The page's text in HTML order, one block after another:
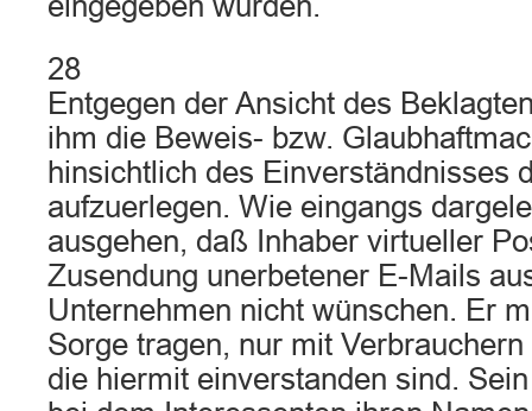
28
Entgegen der Ansicht des
ihm die Beweis- bzw.
hinsichtlich des Einverständnisses
aufzuerlegen. Wie eingangs
ausgehen, daß Inhaber virtueller
Zusendung unerbetener E-Mails
Unternehmen nicht wünschen. Er
Sorge tragen, nur mit
die hiermit einverstanden sind.